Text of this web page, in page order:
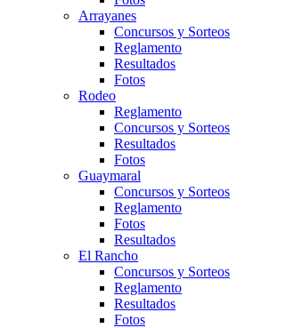
Arrayanes
Concursos y Sorteos
Reglamento
Resultados
Fotos
Rodeo
Reglamento
Concursos y Sorteos
Resultados
Fotos
Guaymaral
Concursos y Sorteos
Reglamento
Fotos
Resultados
El Rancho
Concursos y Sorteos
Reglamento
Resultados
Fotos